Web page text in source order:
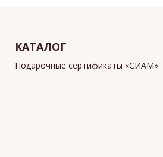
КАТАЛОГ
Подарочные сертификаты «СИАМ»